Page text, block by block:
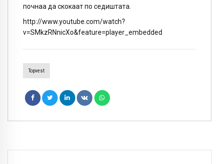
почнаа да скокаат по седиштата.
http://www.youtube.com/watch?
v=SMkzRNnicXo&feature=player_embedded
Topvest